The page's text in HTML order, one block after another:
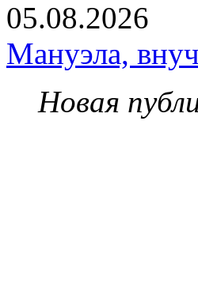
05.08.2026
Мануэла,
Новая